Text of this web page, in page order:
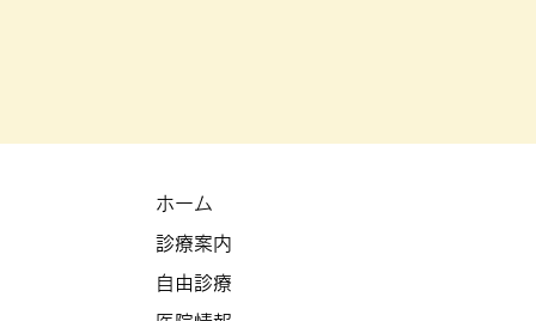
ホーム
診療案内
自由診療